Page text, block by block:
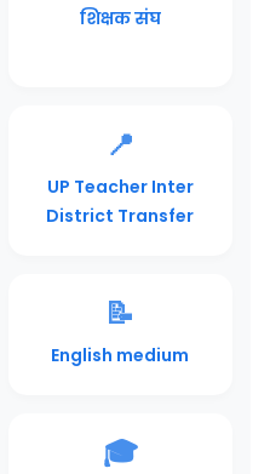
शिक्षक संघ
📍
UP Teacher Inter
District Transfer
📝
English medium
🎓